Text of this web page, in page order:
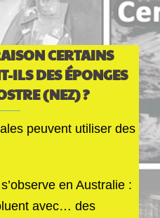
CERTAINS
ILS DES ÉPONGES
(NEZ) ?
peuvent utiliser des
en Australie :
avec… des